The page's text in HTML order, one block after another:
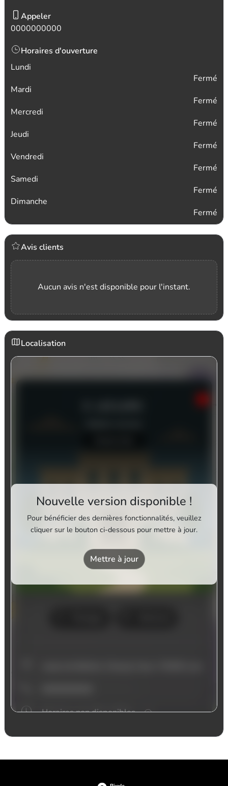
Appeler
0000000000
Horaires d'ouverture
Lundi
Fermé
Mardi
Fermé
Mercredi
Fermé
Jeudi
Fermé
Vendredi
Fermé
Samedi
Fermé
Dimanche
Fermé
Avis clients
Aucun avis n'est disponible pour l'instant.
Localisation